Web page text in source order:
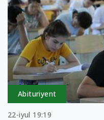
Abituriyent
22-iyul 19:19